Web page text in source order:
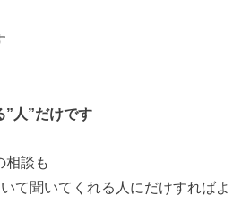
”人”だけです
相談も
て聞いてくれる人にだけすればよ